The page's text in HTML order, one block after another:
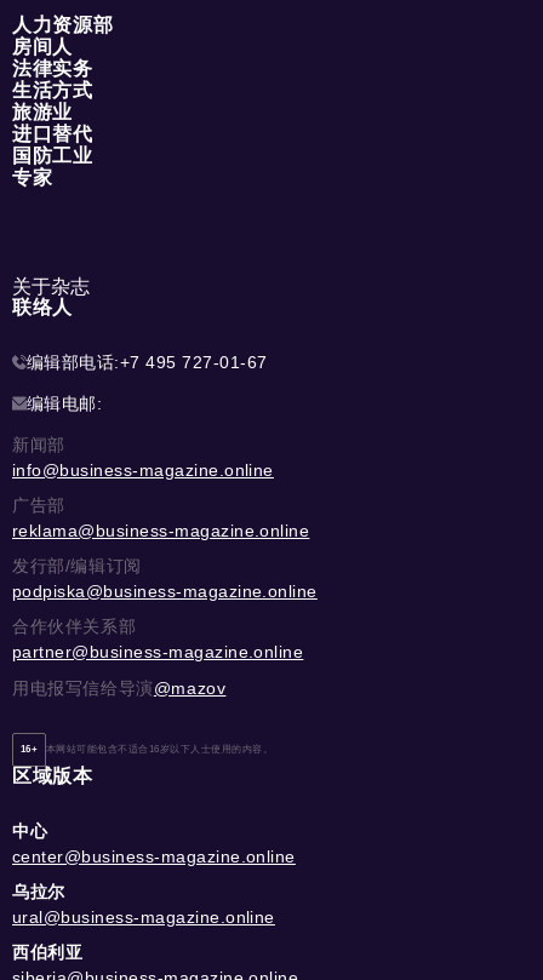
人力资源部
房间人
法律实务
生活方式
旅游业
进口替代
国防工业
专家
关于杂志
联络人
编辑部电话:+7 495 727-01-67
编辑电邮:
新闻部
info@business-magazine.online
广告部
reklama@business-magazine.online
发行部/编辑订阅
podpiska@business-magazine.online
合作伙伴关系部
partner@business-magazine.online
用电报写信给导演@mazov
16+ 本网站可能包含不适合16岁以下人士使用的内容。
区域版本
中心
center@business-magazine.online
乌拉尔
ural@business-magazine.online
西伯利亚